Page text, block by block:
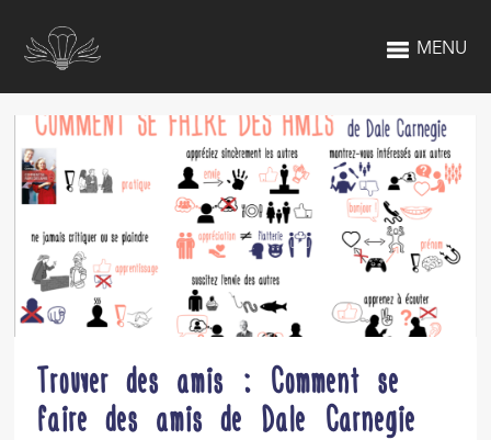
MENU
Trouver des amis : Comment se
faire des amis de Dale Carnegie